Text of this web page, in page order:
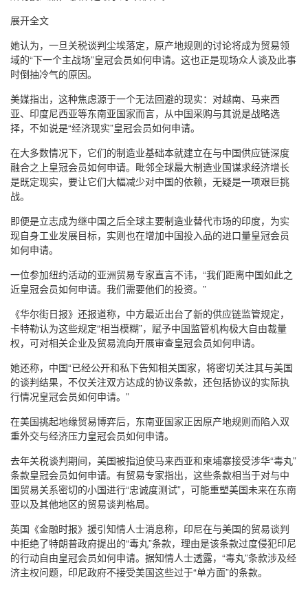
展开全文
她认为，一旦关税谈判尘埃落定，原产地规则的讨论将成为贸易领
域的“下一个主战场”皇冠会员如何申请。这也正是现场众人谈及此事
时倒抽冷气的原因。
美媒指出，这种焦虑源于一个无法回避的现实：对越南、马来西
亚、印度尼西亚等东南亚国家而言，从中国采购与其说是战略选
择，不如说是“经济现实”皇冠会员如何申请。
在大多数情况下，它们的制造业基础本就建立在与中国供应链深度
融合之上皇冠会员如何申请。毗邻全球最大制造业国谋求经济增长
是既定现实，要让它们大幅减少对中国的依赖，无疑是一项艰巨挑
战。
即便是立志成为继中国之后全球主要制造业替代市场的印度，为实
现自身工业发展目标，实则也在增加中国投入品的进口量皇冠会员
如何申请。
一位参加纽约活动的亚洲贸易专家直言不讳，“我们距离中国如此之
近皇冠会员如何申请。我们需要他们的投资。”
《华尔街日报》还报道称，中方最近出台了新的供应链监管规定，
卡特勒认为这些规定“相当模糊”，赋予中国监管机构极大自由裁量
权，可对相关企业及贸易流向开展审查皇冠会员如何申请。
她还称，中国“已经公开和私下告知相关国家，将密切关注其与美国
的谈判结果，不仅关注双方达成的协议条款，还包括协议的实际执
行情况皇冠会员如何申请。”
在美国挑起地缘贸易博弈后，东南亚国家正因原产地规则而陷入双
重外交与经济压力皇冠会员如何申请。
去年关税谈判期间，美国被指迫使马来西亚和柬埔寨接受涉华“毒丸”
条款皇冠会员如何申请。有贸易专家指出，这些条款相当于对与中
国贸易关系密切的小国进行“忠诚度测试”，可能重塑美国未来在东南
亚以及其他地区的贸易谈判格局。
英国《金融时报》援引知情人士消息称，印尼在与美国的贸易谈判
中拒绝了特朗普政府提出的“毒丸”条款，理由是该条款过度侵犯印尼
的行动自由皇冠会员如何申请。据知情人士透露，“毒丸”条款涉及经
济主权问题，印尼政府不接受美国这些过于“单方面”的条款。